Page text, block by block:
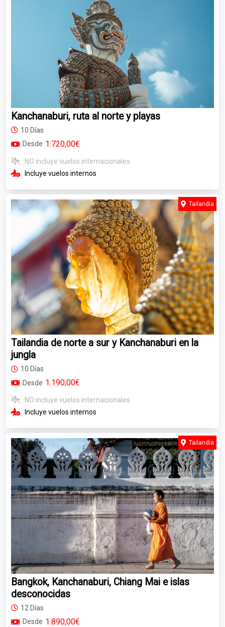
Kanchanaburi, ruta al norte y playas
10 Días
Desde 1.720,00€
NO incluye vuelos internacionales
Incluye vuelos internos
Tailandia de norte a sur y Kanchanaburi en la
jungla
10 Días
Desde 1.190,00€
NO incluye vuelos internacionales
Incluye vuelos internos
Tailandia
Bangkok, Kanchanaburi, Chiang Mai e islas
desconocidas
12 Días
Desde 1.890,00€
Tailandia